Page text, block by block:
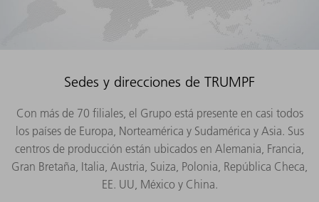
Sedes y direcciones de TRUMPF
Con más de 70 filiales, el Grupo está presente en casi todos
los países de Europa, Norteamérica y Sudamérica y Asia. Sus
centros de producción están ubicados en Alemania, Francia,
Gran Bretaña, Italia, Austria, Suiza, Polonia, República Checa,
EE. UU, México y China.